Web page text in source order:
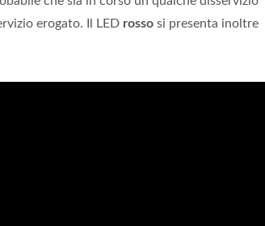
erogato. Il LED rosso si presenta inoltre